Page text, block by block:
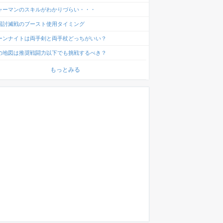
ーマンのスキルがわかりづらい・・・
討滅戦のブースト使用タイミング
ンナイトは両手剣と両手杖どっちがいい？
地図は推奨戦闘力以下でも挑戦するべき？
もっとみる